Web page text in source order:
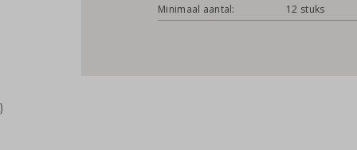
Minimaal aantal:
12 stuks
)